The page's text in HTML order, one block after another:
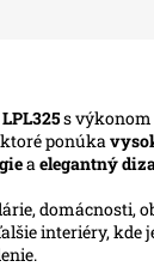
LPL325s výkonom
ponúka
aelegantný
domácnosti,
interiéry, kde